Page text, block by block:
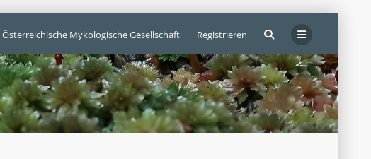
Österreichische Mykologische Gesellschaft Registrieren